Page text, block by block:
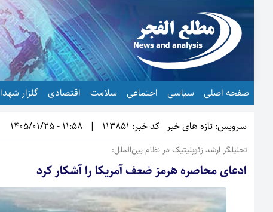
صفحه اصلی سیاسی اجتماعی سلامت اقتصادی گلزار شهدا
سرویس: تازه های خبر کد خبر: 113851 |
11:58 - 1405/01/25
تحلیلگر ارشد ژئوپلیتیک در نظام بین‌الملل:
ادعای محاصره هرمز ضعف آمریکا را آشکار کرد